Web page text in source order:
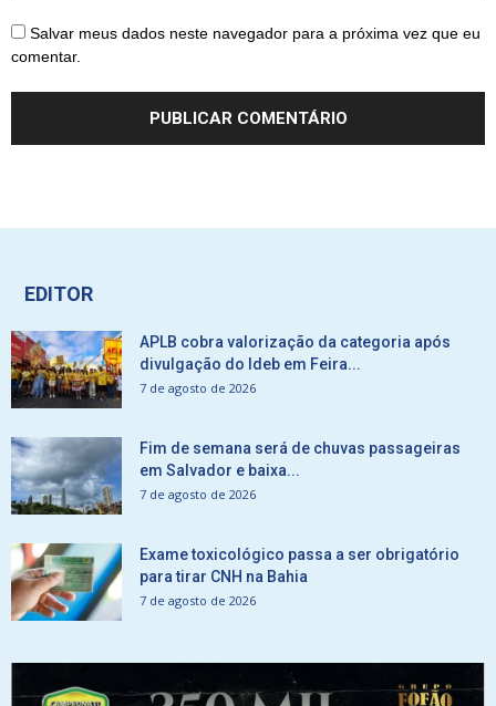
Salvar meus dados neste navegador para a próxima vez que eu
comentar.
EDITOR
APLB cobra valorização da categoria após
divulgação do Ideb em Feira...
7 de agosto de 2026
Fim de semana será de chuvas passageiras
em Salvador e baixa...
7 de agosto de 2026
Exame toxicológico passa a ser obrigatório
para tirar CNH na Bahia
7 de agosto de 2026